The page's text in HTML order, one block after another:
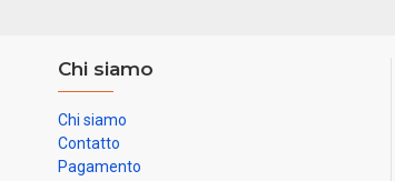
Chi siamo
Chi siamo
Contatto
Pagamento